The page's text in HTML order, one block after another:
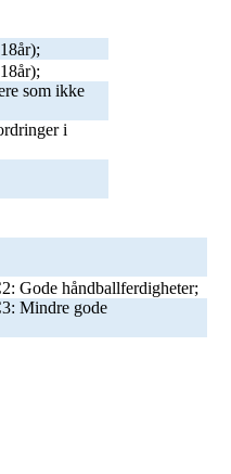
som ikke
i
Gode håndballferdigheter;
Mindre gode